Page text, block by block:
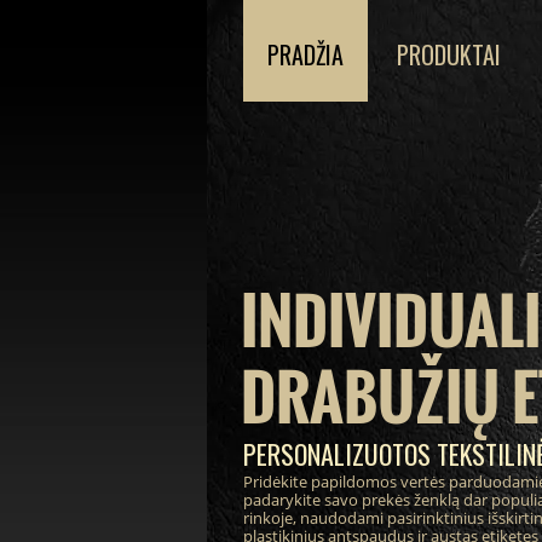
DRABUŽIŲ
PERSONALIZUOTOS
Pridėkite papildomos vertės
padarykite savo prekės ženklą dar
rinkoje, naudodami pasirinktinius
plastikinius antspaudus ir austas
PRADŽIA PRODUKTAI